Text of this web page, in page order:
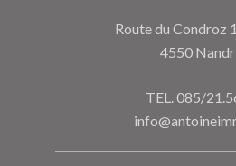
Route du Condroz
4550
TEL.085/